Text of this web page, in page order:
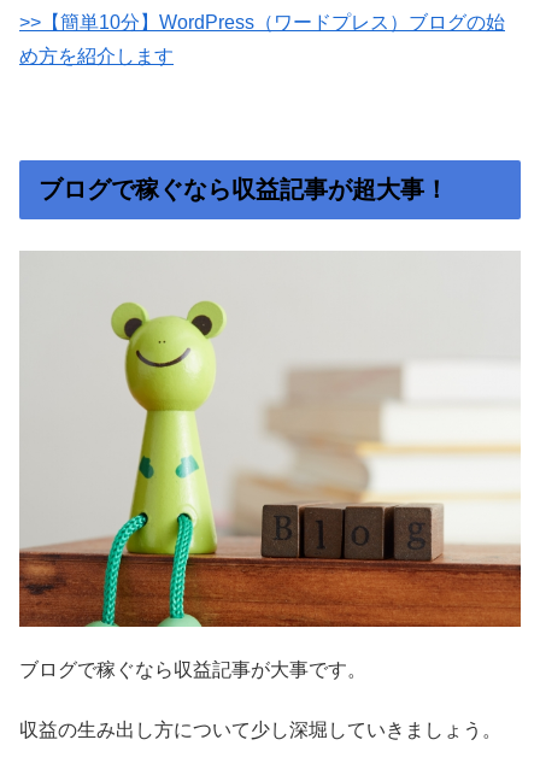
>>【簡単10分】WordPress（ワードプレス）ブログの始
め方を紹介します
ブログで稼ぐなら収益記事が超大事！
ブログで稼ぐなら収益記事が大事です。
収益の生み出し方について少し深堀していきましょう。